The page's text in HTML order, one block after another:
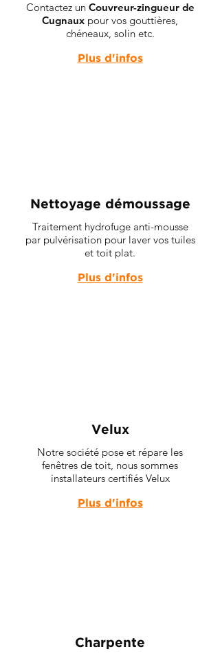
Contactez un Couvreur-zingueur de
Cugnaux pour vos gouttières,
chéneaux, solin etc.
Plus d'infos
Nettoyage démoussage
Traitement hydrofuge anti-mousse
par pulvérisation pour laver vos tuiles
et toit plat.
Plus d'infos
Velux
Notre société pose et répare les
fenêtres de toit, nous sommes
installateurs certifiés Velux
Plus d'infos
Charpente